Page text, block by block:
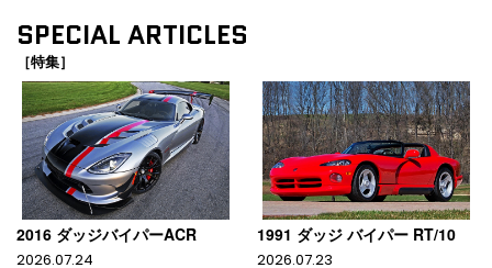
SPECIAL ARTICLES
［特集］
2016 ダッジバイパーACR
2026.07.24
1991 ダッジ バイパー RT/10
2026.07.23